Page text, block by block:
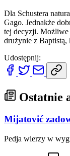
Dla Schustera
Gago. Jednakże
tej decyzji. Możliwe
drużynie z Baptistą,
Udostępnij:
Ostatnie
Mijatović
Pedja wierzy w